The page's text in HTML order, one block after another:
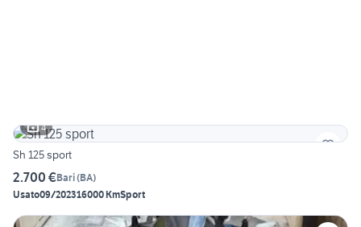
4
Sh 125 sport
2.700 €Bari(BA)
Usato09/202316000 KmSport